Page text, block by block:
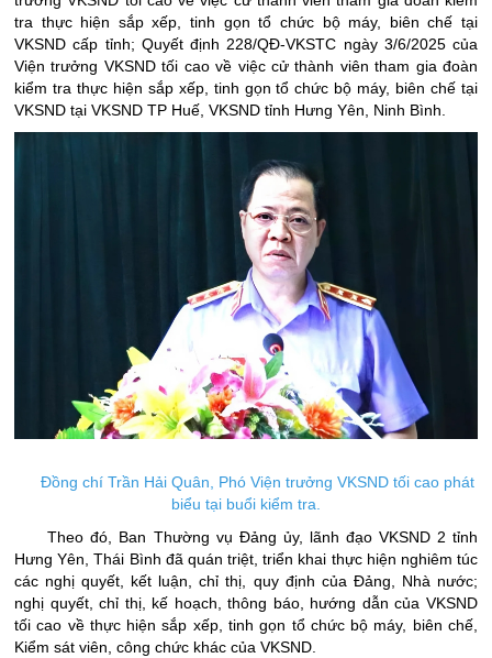
tra thực hiện sắp xếp, tinh gọn tổ chức bộ máy, biên chế tại
VKSND cấp tỉnh; Quyết định 228/QĐ-VKSTC ngày 3/6/2025 của
Viện trưởng VKSND tối cao về việc cử thành viên tham gia đoàn
kiểm tra thực hiện sắp xếp, tinh gọn tổ chức bộ máy, biên chế tại
VKSND tại VKSND TP Huế, VKSND tỉnh Hưng Yên, Ninh Bình.
Đồng chí Trần Hải Quân, Phó Viện trưởng VKSND tối cao phát
biểu tại buổi kiểm tra.
Theo đó, Ban Thường vụ Đảng ủy, lãnh đạo VKSND 2 tỉnh
Hưng Yên, Thái Bình đã quán triệt, triển khai thực hiện nghiêm túc
các nghị quyết, kết luận, chỉ thị, quy định của Đảng, Nhà nước;
nghị quyết, chỉ thị, kế hoạch, thông báo, hướng dẫn của VKSND
tối cao về thực hiện sắp xếp, tinh gọn tổ chức bộ máy, biên chế,
Kiểm sát viên, công chức khác của VKSND.